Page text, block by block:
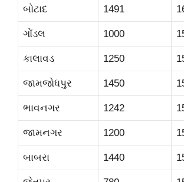
બોટાદ 1491
ગોંડલ 1000
કાલાવડ 1250
જામજોધપુર 1450
ભાવનગર 1242
જામનગર 1200
બાબરા 1440